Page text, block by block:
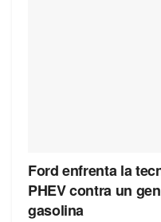
Ford enfrenta la
PHEV contra un
gasolina